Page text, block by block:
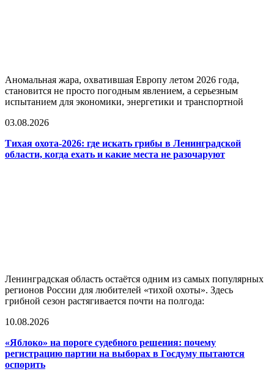
Аномальная жара, охватившая Европу летом 2026 года,
становится не просто погодным явлением, а серьезным
испытанием для экономики, энергетики и транспортной
03.08.2026
Тихая охота-2026: где искать грибы в Ленинградской
области, когда ехать и какие места не разочаруют
Ленинградская область остаётся одним из самых популярных
регионов России для любителей «тихой охоты». Здесь
грибной сезон растягивается почти на полгода:
10.08.2026
«Яблоко» на пороге судебного решения: почему
регистрацию партии на выборах в Госдуму пытаются
оспорить